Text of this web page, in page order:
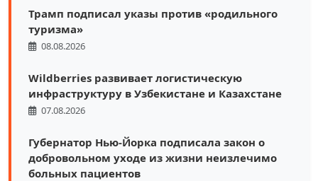
Трамп подписал указы против «родильного
туризма»
08.08.2026
Wildberries развивает логистическую
инфраструктуру в Узбекистане и Казахстане
07.08.2026
Губернатор Нью-Йорка подписала закон о
добровольном уходе из жизни неизлечимо
больных пациентов